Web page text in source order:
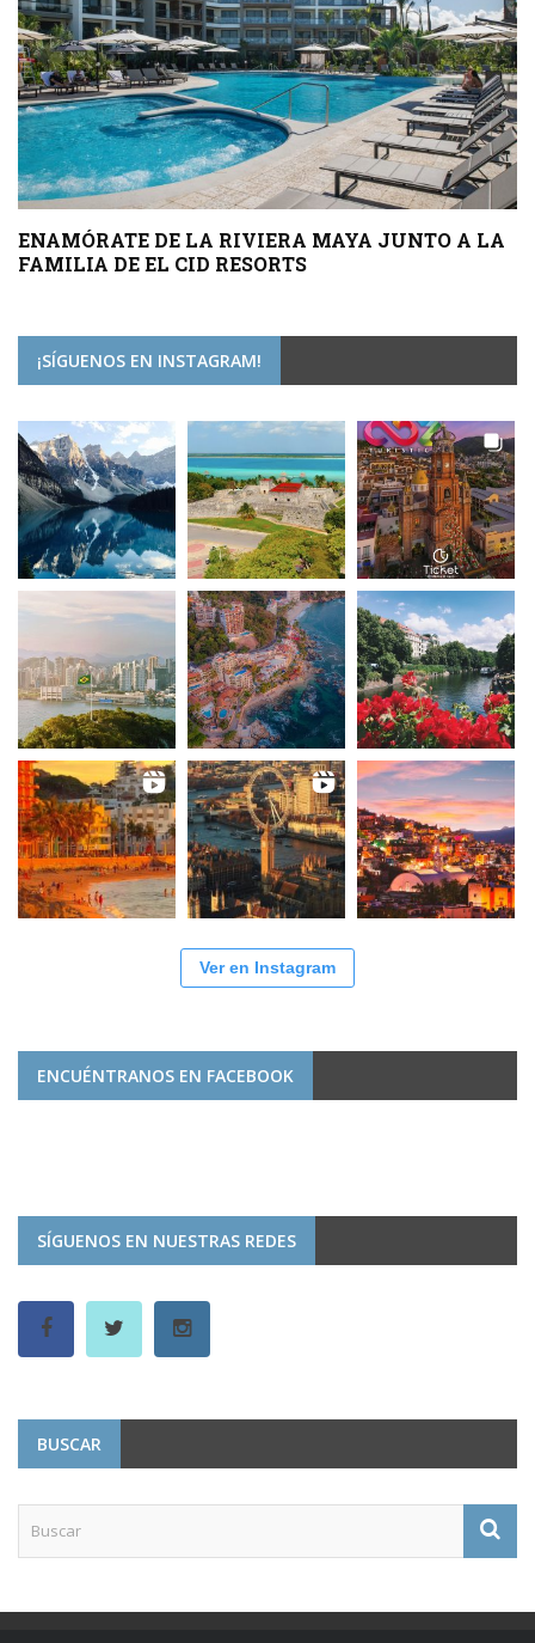
ENAMÓRATE DE LA RIVIERA MAYA JUNTO A LA
FAMILIA DE EL CID RESORTS
¡SÍGUENOS EN INSTAGRAM!
Ver en Instagram
ENCUÉNTRANOS EN FACEBOOK
SÍGUENOS EN NUESTRAS REDES
BUSCAR